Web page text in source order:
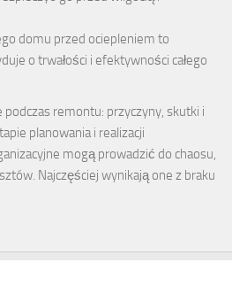
domu przed ociepleniem to
o trwałości i efektywności całego
podczas remontu: przyczyny, skutki i
planowania i realizacji
mogą prowadzić do chaosu,
Najczęściej wynikają one z braku